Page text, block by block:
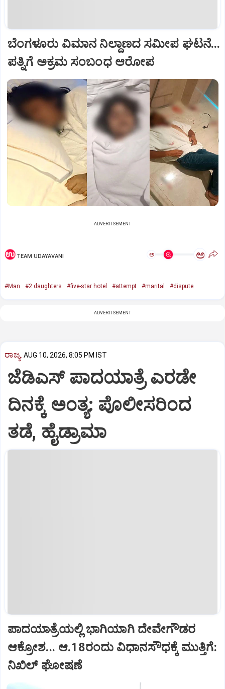
ಬೆಂಗಳೂರು ವಿಮಾನ ನಿಲ್ದಾಣದ ಸಮೀಪ ಘಟನೆ...
ಪತ್ನಿಗೆ ಅಕ್ರಮ ಸಂಬಂಧ ಆರೋಪ
ADVERTISEMENT
TEAM UDAYAVANI ಅ ಅ
#Man #2 daughters #five-star hotel #attempt #marital #dispute
ADVERTISEMENT
ರಾಜ್ಯ AUG 10, 2026, 8:05 PM IST
ಜೆಡಿಎಸ್‌ ಪಾದಯಾತ್ರೆ ಎರಡೇ
ದಿನಕ್ಕೆ ಅಂತ್ಯ: ಪೊಲೀಸರಿಂದ
ತಡೆ, ಹೈಡ್ರಾಮಾ
ಪಾದಯಾತ್ರೆಯಲ್ಲಿ ಭಾಗಿಯಾಗಿ ದೇವೇಗೌಡರ
ಆಕ್ರೋಶ... ಆ.18ರಂದು ವಿಧಾನಸೌಧಕ್ಕೆ ಮುತ್ತಿಗೆ:
ನಿಖಿಲ್‌ ಘೋಷಣೆ